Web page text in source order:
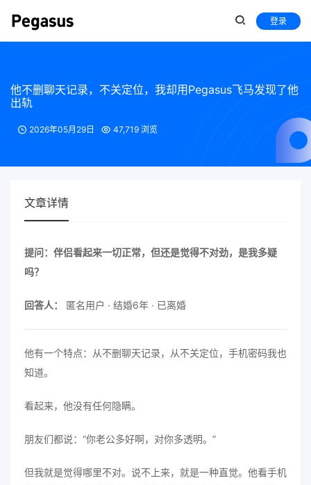
登录
他不删聊天记录，不关定位，我却用Pegasus飞马发现了他
出轨
2026年05月29日 47,719 浏览
文章详情
提问：伴侣看起来一切正常，但还是觉得不对劲，是我多疑
吗？
回答人： 匿名用户 · 结婚6年 · 已离婚
他有一个特点：从不删聊天记录，从不关定位，手机密码我也
知道。
看起来，他没有任何隐瞒。
朋友们都说：“你老公多好啊，对你多透明。”
但我就是觉得哪里不对。说不上来，就是一种直觉。他看手机